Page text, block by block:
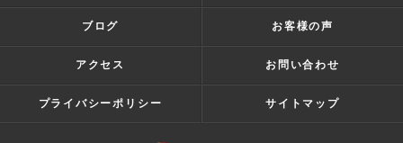
ブログ お客様の声
アクセス お問い合わせ
プライバシーポリシー サイトマップ